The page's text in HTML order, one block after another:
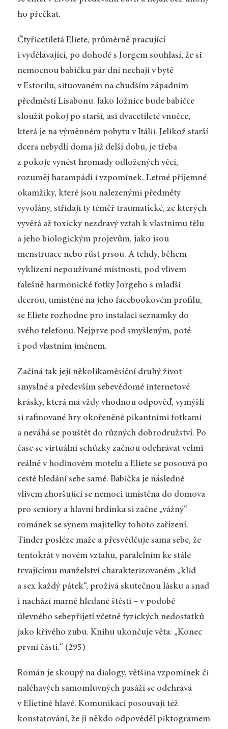
ho přečkat.
Čtyřicetiletá Eliete, průměrně pracující
i vydělávající, po dohodě s Jorgem souhlasí, že si
nemocnou babičku pár dní nechají v bytě
v Estorilu, situovaném na chudším západním
předměstí Lisabonu. Jako ložnice bude babičce
sloužit pokoj po starší, asi dvacetileté vnučce,
která je na výměnném pobytu v Itálii. Jelikož starší
dcera nebydlí doma již delší dobu, je třeba
z pokoje vynést hromady odložených věcí,
rozuměj harampádí i vzpomínek. Letmé příjemné
okamžiky, které jsou nalezenými předměty
vyvolány, střídají ty téměř traumatické, ze kterých
vyvěrá až toxicky nezdravý vztah k vlastnímu tělu
a jeho biologickým projevům, jako jsou
menstruace nebo růst prsou. A tehdy, během
vyklízení nepoužívané místnosti, pod vlivem
falešně harmonické fotky Jorgeho s mladší
dcerou, umístěné na jeho facebookovém profilu,
se Eliete rozhodne pro instalaci seznamky do
svého telefonu. Nejprve pod smyšleným, poté
i pod vlastním jménem.
Začíná tak její několikaměsíční druhý život
smyslné a především sebevědomé internetové
krásky, která má vždy vhodnou odpověď, vymýšlí
si rafinované hry okořeněné pikantními fotkami
a neváhá se pouštět do různých dobrodružství. Po
čase se virtuální schůzky začnou odehrávat velmi
reálně v hodinovém motelu a Eliete se posouvá po
cestě hledání sebe samé. Babička je následně
vlivem zhoršující se nemoci umístěna do domova
pro seniory a hlavní hrdinka si začne „vážný“
románek se synem majitelky tohoto zařízení.
Tinder posléze maže a přesvědčuje sama sebe, že
tentokrát v novém vztahu, paralelním ke stále
trvajícímu manželství charakterizovaném „klid
a sex každý pátek“, prožívá skutečnou lásku a snad
i nachází marně hledané štěstí – v podobě
úlevného sebepřijetí včetně fyzických nedostatků
jako křivého zubu. Knihu ukončuje věta: „Konec
první části.“ (295)
Román je skoupý na dialogy, většina vzpomínek či
naléhavých samomluvných pasáží se odehrává
v Elietině hlavě. Komunikaci posouvají též
konstatování, že jí někdo odpověděl piktogramem